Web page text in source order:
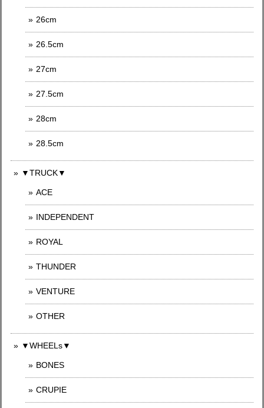
26cm
26.5cm
27cm
27.5cm
28cm
28.5cm
▼TRUCK▼
ACE
INDEPENDENT
ROYAL
THUNDER
VENTURE
OTHER
▼WHEELs▼
BONES
CRUPIE